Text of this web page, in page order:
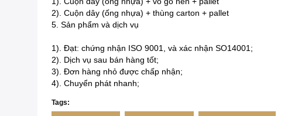
2). Cuộn dây (ống nhựa) + thùng carton + pallet
5. Sản phẩm và dịch vụ
1). Đạt: chứng nhận ISO 9001, và xác nhận SO14001;
2).
Dịch vụ sau bán hàng tốt;
3). Đơn hàng nhỏ được chấp nhận;
4). Chuyển phát nhanh;
Tags: